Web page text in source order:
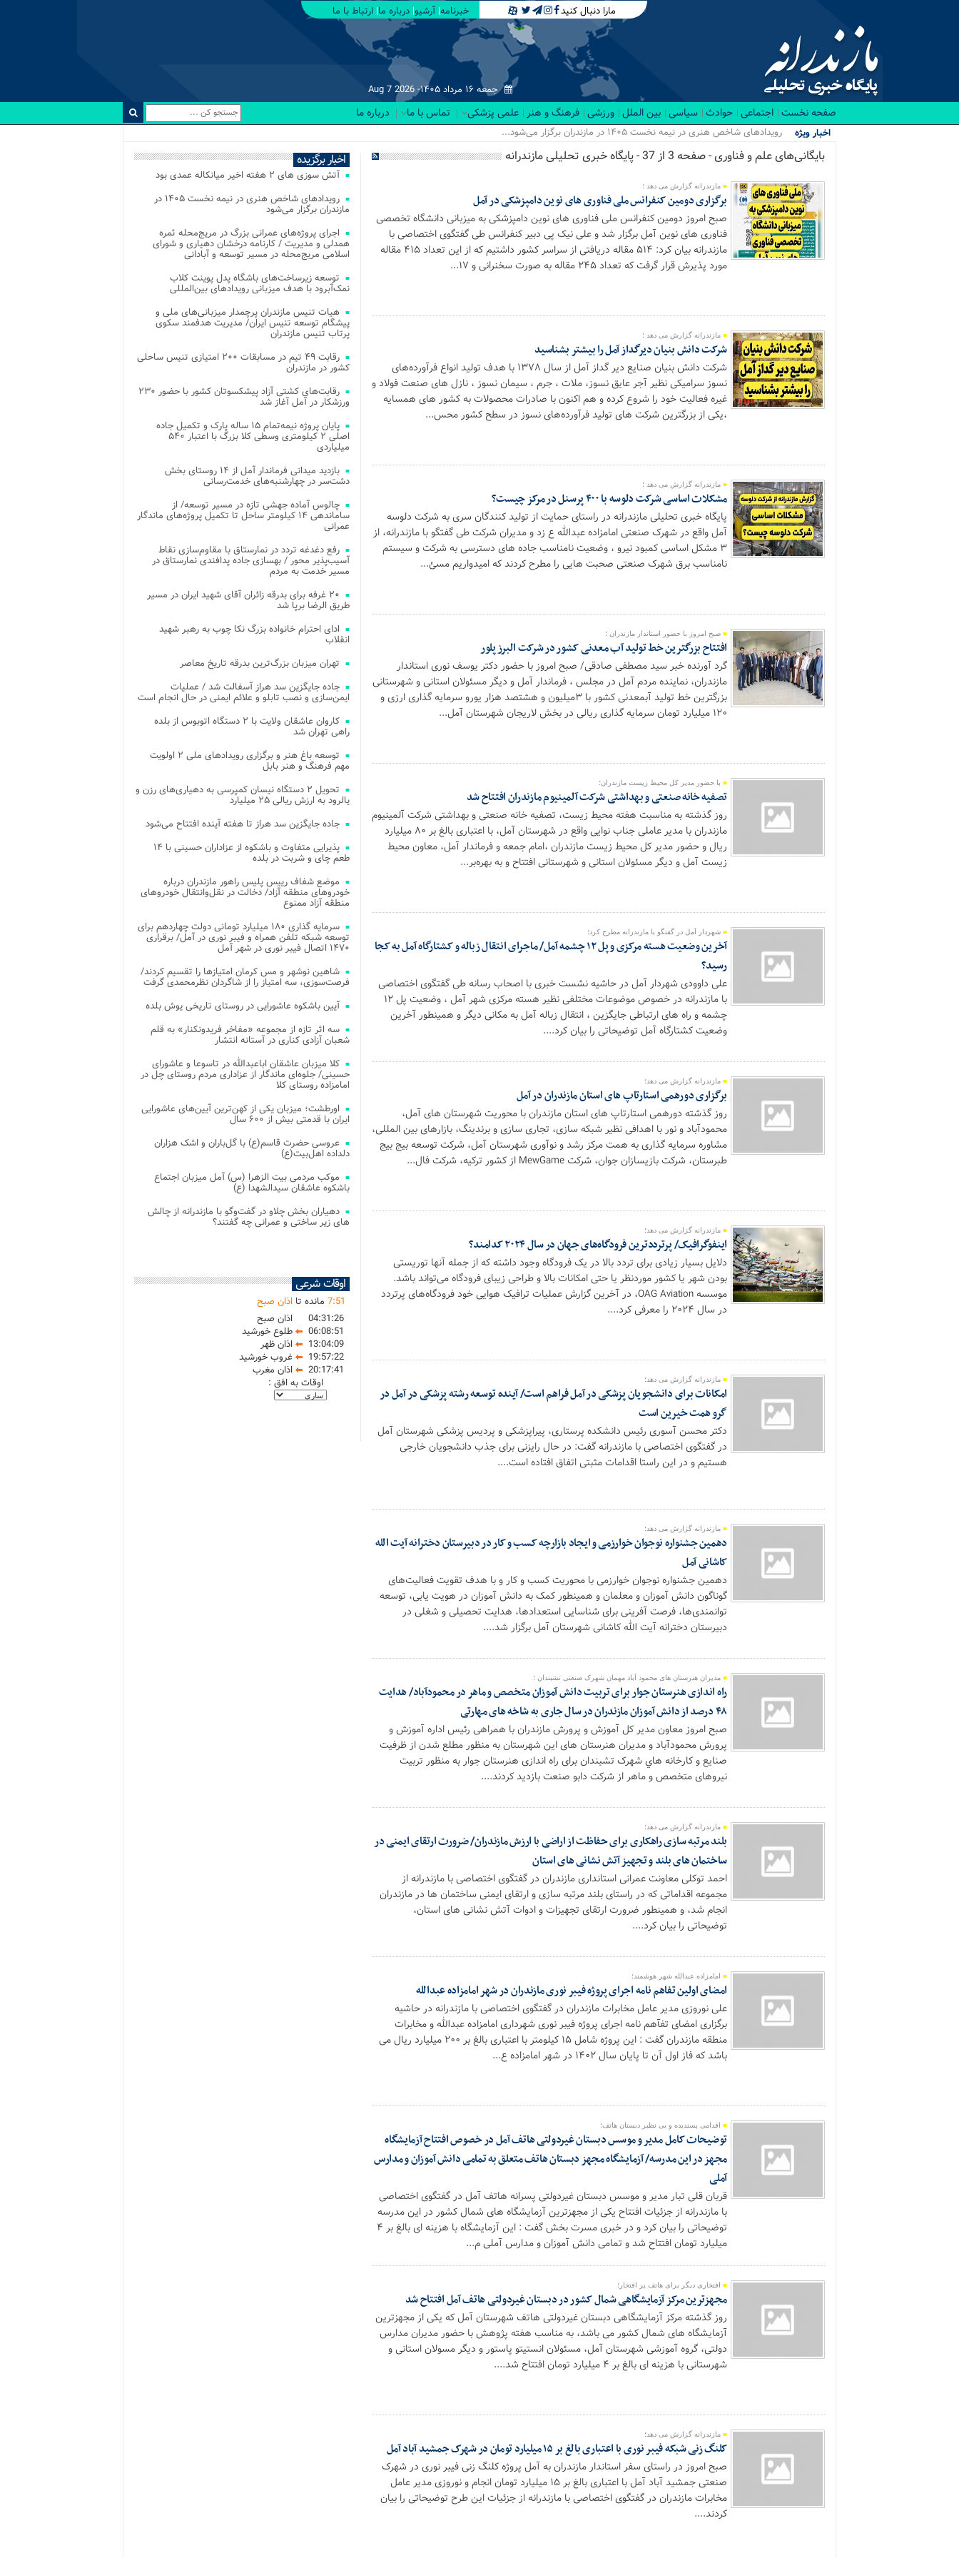
مارا دنبال کنید خبرنامه آرشیو درباره ما ارتباط با ما
جمعه ۱۶ مرداد ۱۴۰۵- Aug 7 2026
صفحه نخست اجتماعی حوادث سیاسی بین الملل ورزشی فرهنگ و هنر علمی پزشکی تماس با ما درباره ما
اخبار ویژه رویدادهای شاخص هنری در نیمه نخست ۱۴۰۵ در مازندران برگزار می‌شود...
بایگانی‌های علم و فناوری - صفحه 3 از 37 - پایگاه خبری تحلیلی مازندرانه
مازندرانه گزارش می دهد ؛
برگزاری دومین کنفرانس ملی فناوری های نوین دامپزشکی در آمل
صبح امروز دومین کنفرانس ملی فناوری های نوین دامپزشکی به میزبانی دانشگاه تخصصی
فناوری های نوین آمل برگزار شد و علی نیک پی دبیر کنفرانس طی گفتگوی اختصاصی با
مازندرانه بیان کرد: ۵۱۴ مقاله دریافتی از سراسر کشور داشتیم که از این تعداد ۴۱۵ مقاله
مورد پذیرش قرار گرفت که تعداد ۲۴۵ مقاله به صورت سخنرانی و ۱۷...
مازندرانه گزارش می دهد ؛
شرکت دانش بنیان دیرگداز آمل را بیشتر بشناسید
شرکت دانش بنیان صنایع دیر گداز آمل از سال ۱۳۷۸ با هدف تولید انواع فرآورده‌های
نسوز سرامیکی نظیر آجر عایق نسوز، ملات ، جرم ، سیمان نسوز ، نازل های صنعت فولاد و
غیره فعالیت خود را شروع کرده و هم اکنون با صادرات محصولات به کشور های همسایه
،یکی از بزرگترین شرکت های تولید فرآورده‌های نسوز در سطح کشور محس...
مازندرانه گزارش می دهد ؛
مشکلات اساسی شرکت دلوسه با ۴۰۰ پرسنل در مرکز چیست؟
پایگاه خبری تحلیلی مازندرانه در راستای حمایت از تولید کنندگان سری به شرکت دلوسه
آمل واقع در شهرک صنعتی امامزاده عبدالله ع زد و مدیران شرکت طی گفتگو با مازندرانه، از
۳ مشکل اساسی کمبود نیرو ، وضعیت نامناسب جاده های دسترسی به شرکت و سیستم
نامناسب برق شهرک صنعتی صحبت هایی را مطرح کردند که امیدواریم مسئ...
صبح امروز با حضور استاندار مازندران ؛
افتتاح بزرگترین خط تولید آب معدنی کشور در شرکت البرز پلور
گرد آورنده خبر سید مصطفی صادقی/ صبح امروز با حضور دکتر یوسف نوری استاندار
مازندران، نماینده مردم آمل در مجلس ، فرماندار آمل و دیگر مسئولان استانی و شهرستانی
بزرگترین خط تولید آبمعدنی کشور با ۳میلیون و هشتصد هزار یورو سرمایه گذاری ارزی و
۱۲۰ میلیارد تومان سرمایه گذاری ریالی در بخش لاریجان شهرستان آمل...
با حضور مدیر کل محیط زیست مازندران؛
تصفیه خانه صنعتی و بهداشتی شرکت آلمینیوم مازندران افتتاح شد
روز گذشته به مناسبت هفته محیط زیست، تصفیه خانه صنعتی و بهداشتی شرکت آلمینیوم
مازندران با مدیر عاملی جناب نوایی واقع در شهرستان آمل، با اعتباری بالغ بر ۸۰ میلیارد
ریال و حضور مدیر کل محیط زیست مازندران ،امام جمعه و فرماندار آمل، معاون محیط
زیست آمل و دیگر مسئولان استانی و شهرستانی افتتاح و به بهره‌بر...
شهردار آمل در گفتگو با مازندرانه مطرح کرد؛
آخرین وضعیت هسته مرکزی و پل ۱۲ چشمه آمل/ ماجرای انتقال زباله و کشتارگاه آمل به کجا
رسید؟
علی داوودی شهردار آمل در حاشیه نشست خبری با اصحاب رسانه طی گفتگوی اختصاصی
با مازندرانه در خصوص موضوعات مختلفی نظیر هسته مرکزی شهر آمل ، وضعیت پل ۱۲
چشمه و راه های ارتباطی جایگزین ، انتقال زباله‌ آمل به مکانی دیگر و همینطور آخرین
وضعیت کشتارگاه آمل توضیحاتی را بیان کرد....
مازندرانه گزارش می دهد؛
برگزاری دورهمی استارتاپ های استان مازندران در آمل
روز گذشته دورهمی استارتاپ های استان مازندران با محوریت شهرستان های آمل،
محمودآباد و نور با اهدافی نظیر شبکه سازی، تجاری سازی و برندینگ، بازارهای بین المللی،
مشاوره سرمایه گذاری به همت مرکز رشد و نوآوری شهرستان آمل، شرکت توسعه بیج بیج
طبرستان، شرکت بازیسازان جوان، شرکت MewGame از کشور ترکیه، شرکت فال...
مازندرانه گزارش می دهد؛
اینفوگرافیک/ پرترددترین فرودگاه‌های جهان در سال ۲۰۲۴ کدامند؟
دلایل بسیار زیادی برای تردد بالا در یک فرودگاه وجود داشته که از جمله آنها توریستی
بودن شهر یا کشور موردنظر یا حتی امکانات بالا و طراحی زیبای فرودگاه می‌تواند باشد.
موسسه OAG Aviation، در آخرین گزارش عملیات ترافیک هوایی خود فرودگاه‌های پرتردد
در سال ۲۰۲۴ را معرفی کرد....
مازندرانه گزارش می دهد؛
امکانات برای دانشجویان پزشکی در آمل فراهم است/ آینده توسعه رشته پزشکی در آمل در
گرو همت خیرین است
دکتر محسن آسوری رئیس دانشکده پرستاری، پیراپزشکی و پردیس پزشکی شهرستان آمل
در گفتگوی اختصاصی با مازندرانه گفت: در حال رایزنی برای جذب دانشجویان خارجی
هستیم و در این راستا اقدامات مثبتی اتفاق افتاده است....
مازندرانه گزارش می دهد؛
دهمین جشنواره نوجوان خوارزمی و ایجاد بازارچه کسب و کار در دبیرستان دخترانه آیت الله
کاشانی آمل
دهمین جشنواره نوجوان خوارزمی با محوریت کسب و کار و با هدف تقویت فعالیت‌های
گوناگون دانش آموزان و معلمان و همینطور کمک به دانش آموزان در هویت یابی، توسعه
توانمندی‌ها، فرصت آفرینی برای شناسایی استعدادها، هدایت تحصیلی و شغلی در
دبیرستان دخترانه آیت الله کاشانی شهرستان آمل برگزار شد....
مدیران هنرستان های محمود آباد مهمان شهرک صنعتی تشبندان ؛
راه اندازی هنرستان جوار برای تربیت دانش آموزان متخصص و ماهر در محمودآباد/ هدایت
۴٨ درصد از دانش آموزان مازندران در سال جاری به شاخه های مهارتی
صبح امروز معاون مدیر کل آموزش و پرورش مازندران با همراهی رئیس اداره آموزش و
پرورش محمودآباد و مدیران هنرستان های این شهرستان به منظور مطلع شدن از ظرفیت
صنایع و کارخانه هاي شهرک تشبندان برای راه اندازی هنرستان جوار به منظور تربیت
نیروهای متخصص و ماهر از شرکت دابو صنعت بازدید کردند....
مازندرانه گزارش می دهد؛
بلند مرتبه سازی راهکاری برای حفاظت از اراضی با ارزش مازندران/ ضرورت ارتقای ایمنی در
ساختمان های بلند و تجهیز آتش نشانی های استان
احمد توکلی معاونت عمرانی استانداری مازندران در گفتگوی اختصاصی با مازندرانه از
مجموعه اقداماتی که در راستای بلند مرتبه سازی و ارتقای ایمنی ساختمان ها در مازندران
انجام شد، و همینطور ضرورت ارتقای تجهیزات و ادوات آتش نشانی های استان،
تو‌ضیحاتی را بیان کرد....
امامزاده عبدالله شهر هوشمند؛
امضای اولین تفاهم نامه اجرای پروژه فیبر نوری مازندران در شهر امامزاده عبدالله
علی نوروزی مدیر عامل مخابرات مازندران در گفتگوی اختصاصی با مازندرانه در حاشیه
برگزاری امضای تفآهم نامه اجرای پروژه فیبر نوری شهرداری امامزاده عبدالله و مخابرات
منطقه مازندران گفت : این پروژه شامل ١۵ کیلومتر با اعتباری بالغ بر ٢٠٠ میلیارد ریال می
باشد که فاز اول آن تا پایان سال ١۴٠٢ در شهر امامزاده ع...
اقدامی پسندیده و بی نظیر دبستان هاتف؛
توضیحات کامل مدیر و موسس دبستان غیردولتی هاتف آمل در خصوص افتتاح آزمایشگاه
مجهز در این مدرسه/ آزمایشگاه مجهز دبستان هاتف متعلق به تمامی دانش آموزان و مدارس
آملی
قربان قلی تبار مدیر و موسس دبستان غیردولتی پسرانه هاتف آمل در گفتگوی اختصاصی
با مازندرانه از جزئیات افتتاح یکی از مجهزترین آزمایشگاه های شمال کشور در این مدرسه
توضیحاتی را بیان کرد و در خبری مسرت بخش گفت : این آزمایشگاه با هزینه ای بالغ بر ۴
میلیارد تومان افتتاح شد و تمامی دانش آموزان و مدارس آملی م...
افتخاری دیگر برای هاتف پر افتخار؛
مجهزترین مرکز آزمایشگاهی شمال کشور در دبستان غیردولتی هاتف آمل افتتاح شد
روز گذشته مرکز آزمایشگاهی دبستان غیردولتی هاتف شهرستان آمل که یکی از مجهزترین
آزمایشگاه های شمال کشور می باشد، به مناسب هفته پژوهش با حضور مدیران مدارس
دولتی، گروه آموزشی شهرستان آمل، مسئولان انستيتو پاستور و دیگر مسولان استانی و
شهرستانی با هزینه ای بالغ بر ۴ میلیارد تومان افتتاح شد....
مازندرانه گزارش می دهد؛
کلنگ زنی شبکه فیبر نوری با اعتباری بالغ بر ١۵ میلیارد تومان در شهرک جمشید آباد آمل
صبح امروز در راستای سفر استاندار مازندران به آمل پروژه کلنگ زنی فیبر نوری در شهرک
صنعتی جمشید آباد آمل با اعتباری بالغ بر ١۵ میلیارد تومان انجام و نوروزی مدیر عامل
مخابرات مازندران در گفتگوی اختصاصی با مازندرانه از جزئیات این طرح توضیحاتی را بیان
کردند....
اخبار برگزیده
آتش‌ سوزی‌ های ۲ هفته اخیر میانکاله عمدی بود
رویدادهای شاخص هنری در نیمه نخست ۱۴۰۵ در
مازندران برگزار می‌شود
اجرای پروژه‌های عمرانی بزرگ در مریج‌محله ثمره
همدلی و مدیریت / کارنامه درخشان دهیاری و شورای
اسلامی مریج‌محله در مسیر توسعه و آبادانی
توسعه زیرساخت‌های باشگاه پدل پوینت کلاب
نمک‌آبرود با هدف میزبانی رویدادهای بین‌المللی
هیات تنیس مازندران پرچمدار میزبانی‌های ملی و
پیشگام توسعه تنیس ایران/ مدیریت هدفمند سکوی
پرتاب تنیس مازندران
رقابت ۴۹ تیم در مسابقات ۲۰۰ امتیازی تنیس ساحلی
کشور در مازندران
رقابت‌های کشتی آزاد پیشکسوتان کشور با حضور ۲۳۰
ورزشکار در آمل آغاز شد
پایان پروژه نیمه‌تمام ۱۵ ساله پارک و تکمیل جاده
اصلی ۲ کیلومتری وسطی کلا بزرگ با اعتبار ۵۴۰
میلیاردی
بازدید میدانی فرماندار آمل از ۱۴ روستای بخش
دشت‌سر در چهارشنبه‌های خدمت‌رسانی
چالوس آماده جهشی تازه در مسیر توسعه/ از
ساماندهی ۱۴ کیلومتر ساحل تا تکمیل پروژه‌های ماندگار
عمرانی
رفع دغدغه تردد در نمارستاق با مقاوم‌سازی نقاط
آسیب‌پذیر محور / بهسازی جاده پدافندی نمارستاق در
مسیر خدمت به مردم
۲۰ غرفه برای بدرقه زائران آقای شهید ایران در مسیر
طریق الرضا برپا شد
ادای احترام خانواده بزرگ نکا چوب به رهبر شهید
انقلاب
تهران میزبان بزرگ‌ترین بدرقه تاریخ معاصر
جاده جایگزین سد هراز آسفالت شد / عملیات
ایمن‌سازی و نصب تابلو و علائم ایمنی در حال انجام است
کاروان عاشقان ولایت با ۲ دستگاه اتوبوس از بلده
راهی تهران شد
توسعه باغ هنر و برگزاری رویدادهای ملی ۲ اولویت
مهم فرهنگ و هنر بابل
تحویل ۲ دستگاه نیسان کمپرسی به دهیاری‌های رزن و
یالرود به ارزش ریالی ۲۵ میلیارد
جاده جایگزین سد هراز تا هفته آینده افتتاح می‌شود
پذیرایی متفاوت و باشکوه از عزاداران حسینی با ۱۴
طعم چای و شربت در بلده
موضع شفاف رییس پلیس راهور مازندران درباره
خودروهای منطقه آزاد/ دخالت در نقل‌وانتقال خودروهای
منطقه آزاد ممنوع
سرمایه گذاری ۱۸۰ میلیارد تومانی دولت چهاردهم برای
توسعه شبکه تلفن همراه و فیبر نوری در آمل/ برقراری
۱۴۷۰ اتصال فیبر نوری در شهر آمل
شاهین نوشهر و مس کرمان امتیازها را تقسیم کردند/
فرصت‌سوزی، سه امتیاز را از شاگردان نظرمحمدی گرفت
آیین باشکوه عاشورایی در روستای تاریخی یوش بلده
سه اثر تازه از مجموعه «مفاخر فریدونکنار» به قلم
شعبان آزادی کناری در آستانه انتشار
کلا میزبان عاشقان اباعبدالله در تاسوعا و عاشورای
حسینی/ جلوه‌ای ماندگار از عزاداری مردم روستای چل در
امامزاده روستای کلا
اورطشت؛ میزبان یکی از کهن‌ترین آیین‌های عاشورایی
ایران با قدمتی بیش از ۶۰۰ سال
عروسی حضرت قاسم(ع) با گل‌باران و اشک هزاران
دلداده اهل‌بیت(ع)
موکب مردمی بیت‌ الزهرا (س) آمل میزبان اجتماع
باشکوه عاشقان سیدالشهدا (ع)
دهیاران بخش چلاو در گفت‌وگو با مازندرانه از چالش
های زیر ساختی و عمرانی چه گفتند؟
اوقات شرعی
7:51 مانده تا اذان صبح
04:31:26
اذان صبح
06:08:51
طلوع خورشید
13:04:09
اذان ظهر
19:57:22
غروب خورشید
20:17:41
اذان مغرب
اوقات به افق :